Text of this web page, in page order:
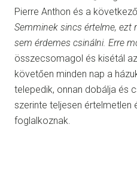
Pierre Anthon és a
Semminek sincs értelme,
sem érdemes csinálni. Erre
összecsomagol és kisétál
követően minden nap a
telepedik, onnan dobálja és
szerinte teljesen
foglalkoznak.